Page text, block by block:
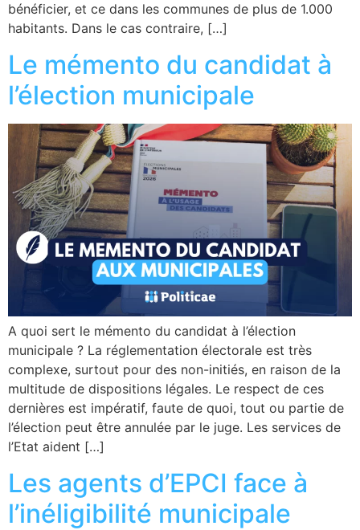
bénéficier, et ce dans les communes de plus de 1.000
habitants. Dans le cas contraire, […]
Le mémento du candidat à
l’élection municipale
A quoi sert le mémento du candidat à l’élection
municipale ? La réglementation électorale est très
complexe, surtout pour des non-initiés, en raison de la
multitude de dispositions légales. Le respect de ces
dernières est impératif, faute de quoi, tout ou partie de
l’élection peut être annulée par le juge. Les services de
l’Etat aident […]
Les agents d’EPCI face à
l’inéligibilité municipale